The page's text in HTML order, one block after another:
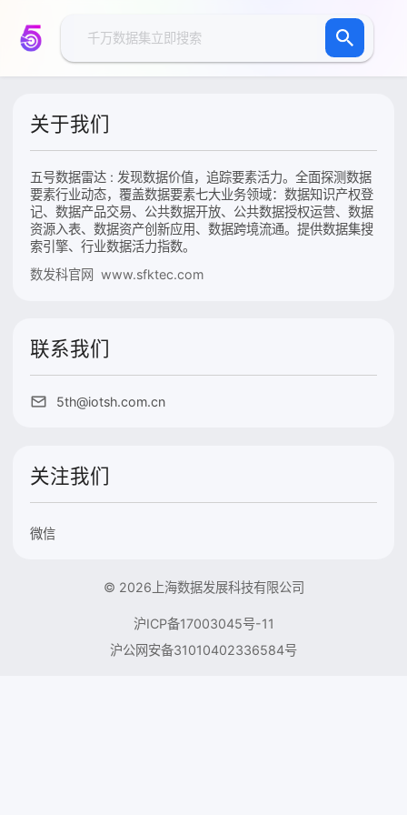
关于我们
五号数据雷达 : 发现数据价值，追踪要素活力。全面探测数据
要素行业动态，覆盖数据要素七大业务领域：数据知识产权登
记、数据产品交易、公共数据开放、公共数据授权运营、数据
资源入表、数据资产创新应用、数据跨境流通。提供数据集搜
索引擎、行业数据活力指数。
数发科官网 www.sfktec.com
联系我们
5th@iotsh.com.cn
关注我们
微信
© 2026上海数据发展科技有限公司
沪ICP备17003045号-11
沪公网安备31010402336584号